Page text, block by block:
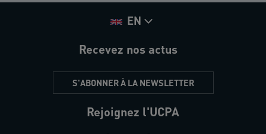
EN
Recevez nos actus
S'ABONNER À LA NEWSLETTER
Rejoignez l'UCPA